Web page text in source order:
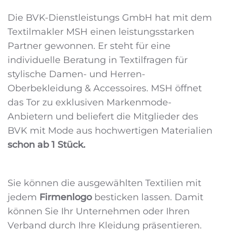
Die BVK-Dienstleistungs GmbH hat mit dem
Textilmakler MSH einen leistungsstarken
Partner gewonnen. Er steht für eine
individuelle Beratung in Textilfragen für
stylische Damen- und Herren-
Oberbekleidung & Accessoires. MSH öffnet
das Tor zu exklusiven Markenmode-
Anbietern und beliefert die Mitglieder des
BVK mit Mode aus hochwertigen Materialien
schon ab 1 Stück.
Sie können die ausgewählten Textilien mit
jedem Firmenlogobesticken lassen. Damit
können Sie Ihr Unternehmen oder Ihren
Verband durch Ihre Kleidung präsentieren.